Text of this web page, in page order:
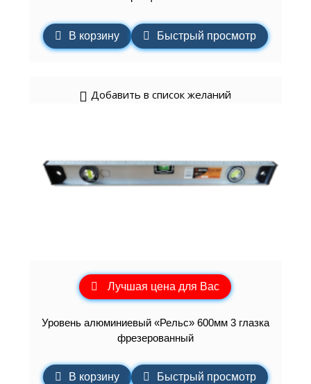
В корзину Быстрый просмотр
Добавить в список желаний
Лучшая цена для Вас
Уровень алюминиевый «Рельс» 600мм 3 глазка
фрезерованный
В корзину Быстрый просмотр